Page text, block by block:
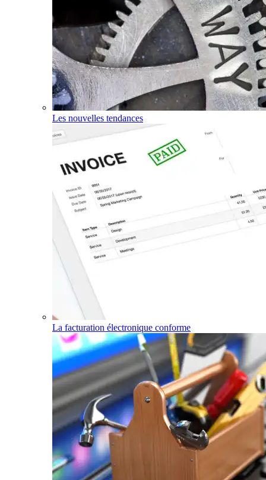
Les nouvelles tendances
La facturation électronique conforme